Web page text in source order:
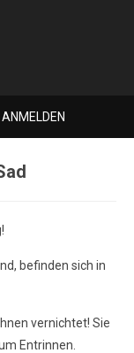
ANMELDEN
befinden sich in
vernichtet! Sie
Entrinnen.